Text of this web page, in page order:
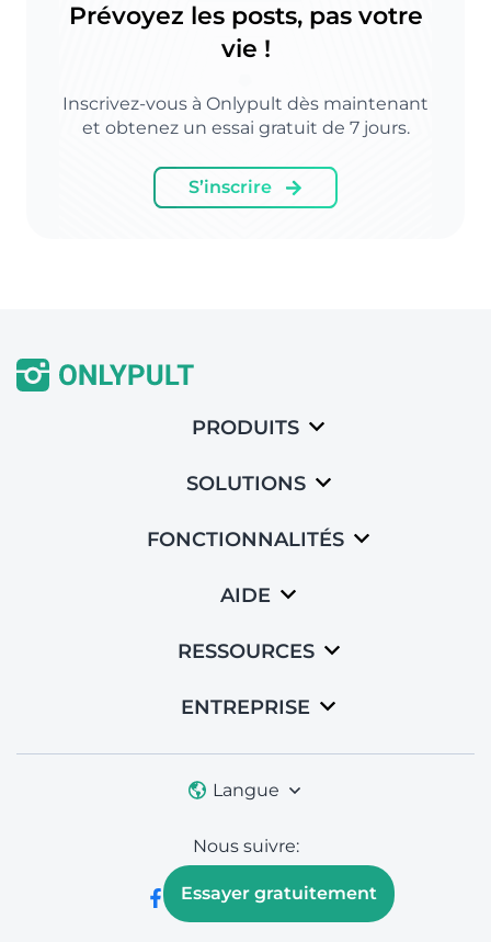
Prévoyez les posts, pas votre
vie !
Inscrivez-vous à Onlypult dès maintenant
et obtenez un essai gratuit de 7 jours.
S’inscrire
PRODUITS
SOLUTIONS
FONCTIONNALITÉS
AIDE
RESSOURCES
ENTREPRISE
Langue
Nous suivre:
Essayer gratuitement